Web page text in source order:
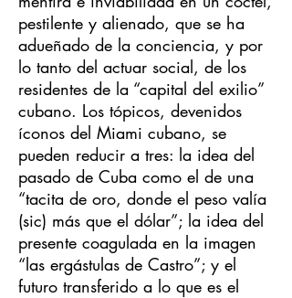
pestilente y alienado, que se ha
adueñado de la conciencia, y por
lo tanto del actuar social, de los
residentes de la “capital del exilio”
cubano. Los tópicos, devenidos
íconos del Miami cubano, se
pueden reducir a tres: la idea del
pasado de Cuba como el de una
“tacita de oro, donde el peso valía
(sic) más que el dólar”; la idea del
presente coagulada en la imagen
“las ergástulas de Castro”; y el
futuro transferido a lo que es el